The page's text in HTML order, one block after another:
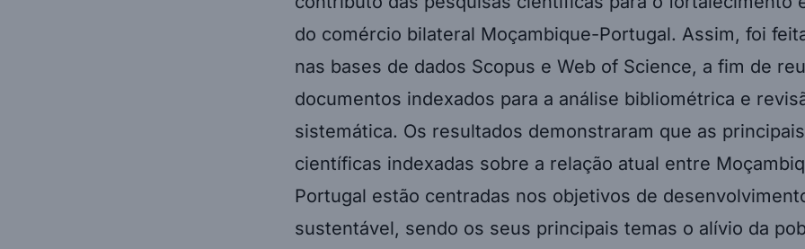
do comércio bilateral Moçambique-Portugal. Assim, foi
nas bases de dados Scopus e Web of Science, a fim de
documentos indexados para a análise bibliométrica e
sistemática. Os resultados demonstraram que as
científicas indexadas sobre a relação atual entre
Portugal estão centradas nos objetivos de
sustentável, sendo os seus principais temas o alívio da